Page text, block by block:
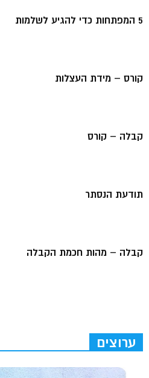
5 המפתחות כדי להגיע לשלמות
קורס – מידת העצלות
קבלה – קורס
תודעת הנסתר
קבלה – מהות חכמת הקבלה
ערוצים